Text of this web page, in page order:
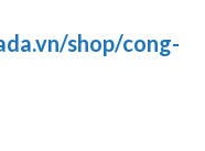
shop/cong-